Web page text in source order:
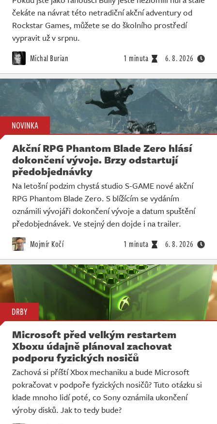
čekáte na návrat této netradiční akční adventury od
Rockstar Games, můžete se do školního prostředí
vypravit už v srpnu.
Michal Burian 1 minuta 6. 8. 2026
NOVINKA
Akční RPG Phantom Blade Zero hlásí
dokončení vývoje. Brzy odstartují
předobjednávky
Na letošní podzim chystá studio S-GAME nové akční
RPG Phantom Blade Zero. S blížícím se vydáním
oznámili vývojáři dokončení vývoje a datum spuštění
předobjednávek. Ve stejný den dojde i na trailer.
Mojmír Kočí 1 minuta 6. 8. 2026
DRBY
Microsoft před velkým restartem
Xboxu údajně plánoval zachovat
podporu fyzických nosičů
Zachová si příští Xbox mechaniku a bude Microsoft
pokračovat v podpoře fyzických nosičů? Tuto otázku si
klade mnoho lidí poté, co Sony oznámila ukončení
výroby disků. Jak to tedy bude?